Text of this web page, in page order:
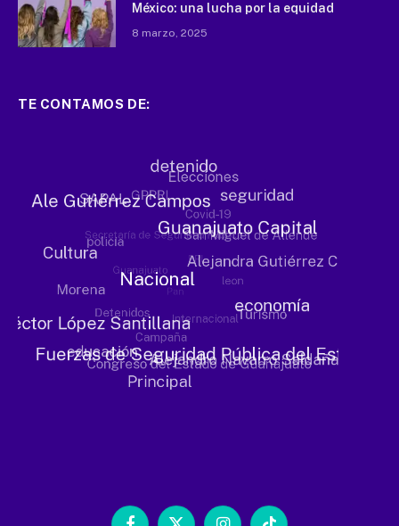
México: una lucha por la equidad
8 marzo, 2025
TE CONTAMOS DE: